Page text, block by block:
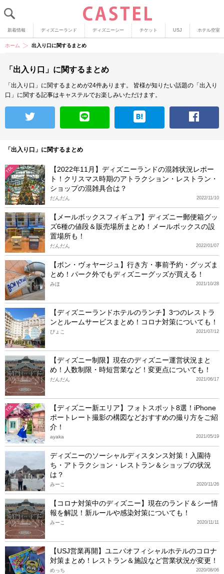
新着情報 ディズニーランド ディズニーシー チケット USJ ホテル空室
ホーム 出入り口に関するまとめ
「出入り口」に関するまとめ
「出入り口」に関するまとめが24件あります。
皆様が知りたい話題の「出入り
口」に関する記事はキャステルでお楽しみいただけます。
「出入り口」に関するまとめ
TDL
【2022年11月】ディズニーランドの混雑状況レポー
ト！クリスマス時期のアトラクション・レストラン・
ショップの混雑具合は？
2022/11/10
だんだん
【メールボックスフィギュア】ディズニー郵便箱グッ
ズ6種の値段＆販売場所まとめ！メールボックスの設
置場所も！
2022/01/07
だんだん
【ボン・ヴォヤージュ】行き方・事前予約・グッズま
とめ！パーク外でもディズニーグッズが買える！
2021/10/28
みほ
【ディズニーランドホテルのランチ】3つのレストラ
ンとルームサービスまとめ！コロナ対策についても！
2021/07/12
ぴょこ
【ディズニー制限】現在のディズニー運営状況まと
め！人数制限・時短営業など！変更点についても！
2021/06/17
だんだん
TDL
【ディズニー新エリア】フォトスポット8選！iPhone
ポートレート撮影の構図などおすすめの撮り方をご紹
介！
2021/05/19
ayaka
ディズニーのソーシャルディスタンス対策！入園待
ち・アトラクション・レストラン＆ショップの状況
は？
2020/11/26
みーこ
【コロナ対策中のディズニー】現在のランド＆シー情
報を解説！新ルールや感染対策についても！
2020/11/11
みーこ
【USJ営業再開】ユニバオフィシャルホテルのコロナ
対策まとめ！レストラン＆施設など営業状況が変更！
2020/08/06
めっち